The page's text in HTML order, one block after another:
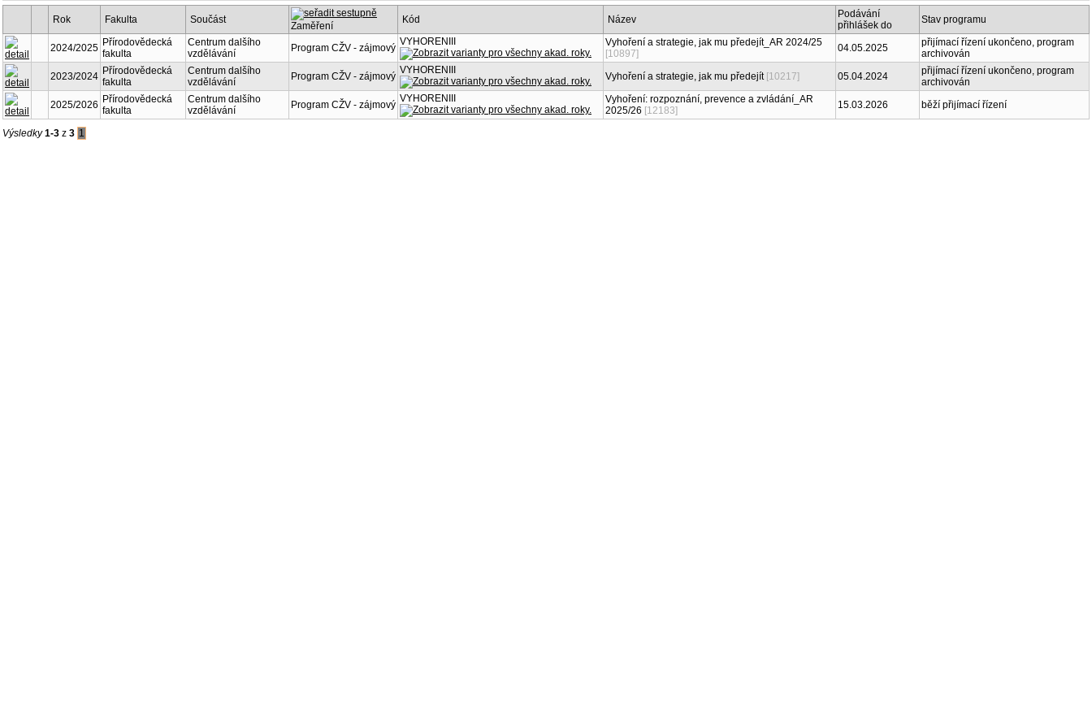
Rok Fakulta Součást
Zaměření
Kód Název
Podávání
přihlášek do
Stav programu
2024/2025 Přírodovědecká
fakulta
Centrum dalšího
vzdělávání
Program CŽV - zájmový
VYHORENIII
Vyhoření a strategie, jak mu předejít_AR 2024/25
[10897]
04.05.2025
přijímací řízení ukončeno, program
archivován
2023/2024 Přírodovědecká
fakulta
Centrum dalšího
vzdělávání
Program CŽV - zájmový
VYHORENIII
Vyhoření a strategie, jak mu předejít [10217] 05.04.2024
přijímací řízení ukončeno, program
archivován
2025/2026 Přírodovědecká
fakulta
Centrum dalšího
vzdělávání
Program CŽV - zájmový
VYHORENIII
Vyhoření: rozpoznání, prevence a zvládání_AR
2025/26 [12183] 15.03.2026 běží přijímací řízení
Výsledky1-3 z 3 1